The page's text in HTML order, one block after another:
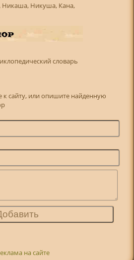
Никуша, Кана,
словарь
сайту, или опишите найденную
на сайте